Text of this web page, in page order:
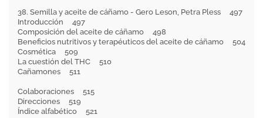
38. Semilla y aceite de cáñamo - Gero Leson, Petra Pless 497
Introducción 497
Composición del aceite de cáñamo 498
Beneficios nutritivos y terapéuticos del aceite de cáñamo 504
Cosmética 509
La cuestión del THC 510
Cañamones 511
Colaboraciones 515
Direcciones 519
Índice alfabético 521